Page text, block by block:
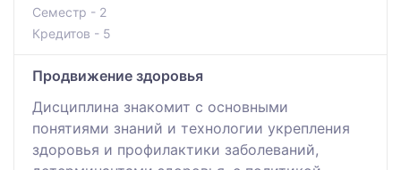
Семестр - 2
Кредитов - 5
Продвижение здоровья
Дисциплина знакомит с основными
понятиями знаний и технологии укрепления
здоровья и профилактики заболеваний,